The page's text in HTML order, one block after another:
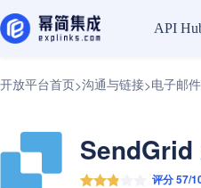
API
开放平台首页>沟通与链接>电子邮件
SendGrid
评分 57/